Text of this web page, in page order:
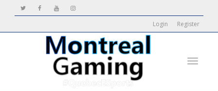
Login Register